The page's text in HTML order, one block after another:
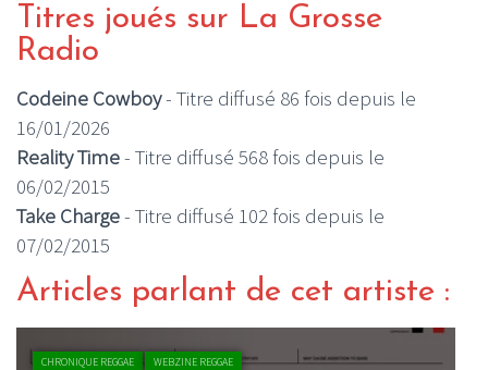
Titres joués sur La Grosse
Radio
Codeine Cowboy- Titre diffusé 86 fois depuis le
16/01/2026
Reality Time- Titre diffusé 568 fois depuis le
06/02/2015
Take Charge- Titre diffusé 102 fois depuis le
07/02/2015
Articles parlant de cet artiste :
CHRONIQUE REGGAE WEBZINE REGGAE